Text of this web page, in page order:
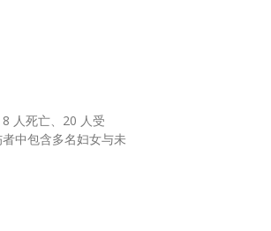
人死亡、20 人受